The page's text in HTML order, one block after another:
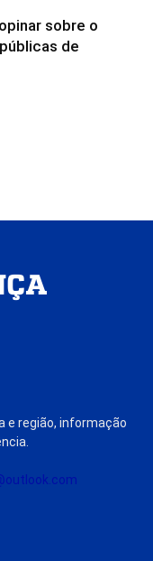
sobre o
de
e região, informação